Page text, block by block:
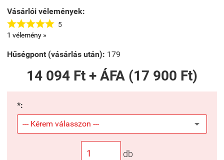
Vásárlói vélemények:
 5
1 vélemény »
Hűségpont (vásárlás után): 179
14 094 Ft + ÁFA (17 900 Ft)
*:
db